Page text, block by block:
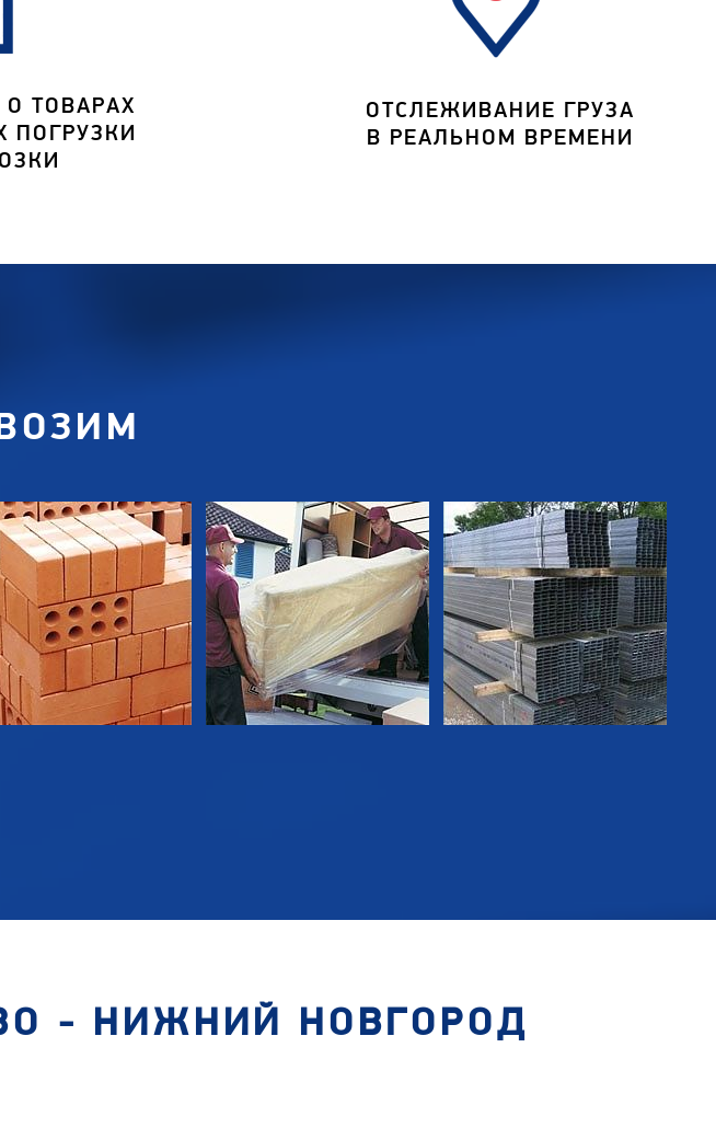
ТОВАРАХ
ПОГРУЗКИ
ОТСЛЕЖИВАНИЕ ГРУЗА
В РЕАЛЬНОМ ВРЕМЕНИ
- НИЖНИЙ НОВГОРОД